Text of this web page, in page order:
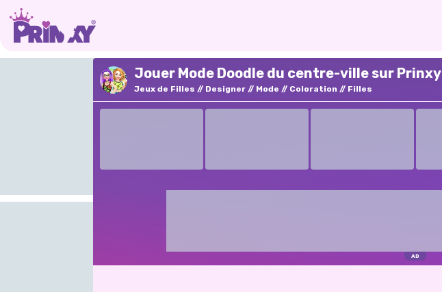
Jouer Mode Doodle du centre-ville sur Prinxy
Jeux de Filles Designer Mode Coloration Filles